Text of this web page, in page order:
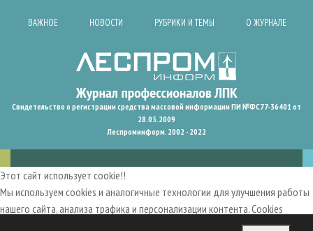
ВАЖНОЕ НОВОСТИ РУБРИКИ И ТЕМЫ О ЖУРНАЛЕ
Свидетельство о регистрации средства массовой информации ПИ №ФС77-36401 от
28.05.2009
Леспроминформ. 2002 - 2022
Этот сайт использует cookie!!
Мы используем cookies и аналогичные технологии для улучшения работы
нашего сайта, анализа трафика и персонализации контента. Cookies